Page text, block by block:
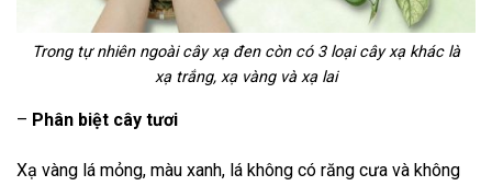
Trong tự nhiên ngoài cây xạ đen còn có 3 loại cây xạ khác là
xạ trắng, xạ vàng và xạ lai
– Phân biệt cây tươi
Xạ vàng lá mỏng, màu xanh, lá không có răng cưa và không